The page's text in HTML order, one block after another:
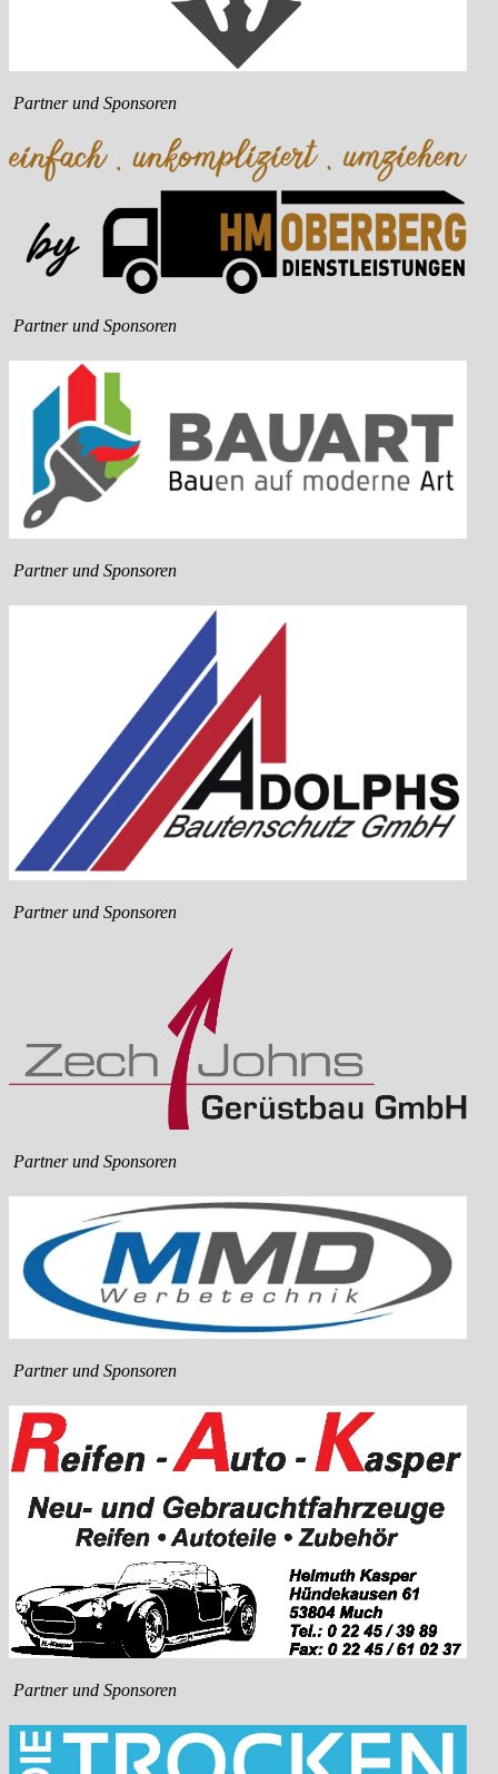
Partner und Sponsoren
Partner und Sponsoren
Partner und Sponsoren
Partner und Sponsoren
Partner und Sponsoren
Partner und Sponsoren
Partner und Sponsoren